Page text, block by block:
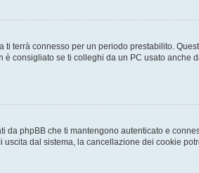
ti terrà connesso per un periodo prestabilito.
consigliato se ti colleghi da un PC usato
da phpBB che ti mantengono autenticato e
dal sistema, la cancellazione dei cookie